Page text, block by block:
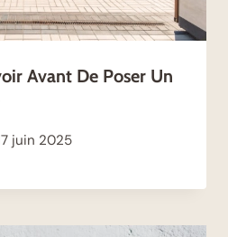
Avant De Poser Un
juin 2025